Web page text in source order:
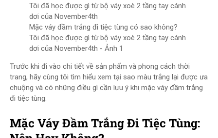
Mặc váy đầm trắng đi tiệc tùng có sao không?
Tôi đã học được gì từ bộ váy xoè 2 tầng tay cánh
dơi của November4th - Ảnh 1
Trước khi đi vào chi tiết về sản phẩm và phong cách thời
trang, hãy cùng tôi tìm hiểu xem tại sao màu trắng lại được ưa
chuộng và có những điều gì cần lưu ý khi mặc váy đầm trắng
đi tiệc tùng.
Mặc Váy Đầm Trắng Đi Tiệc Tùng: